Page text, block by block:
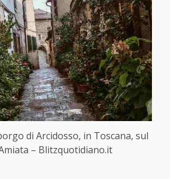
di Arcidosso, in Toscana, sul
– Blitzquotidiano.it